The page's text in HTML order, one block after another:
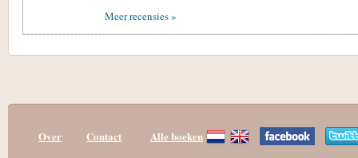
Meer recensies »
Over Contact Alle boeken